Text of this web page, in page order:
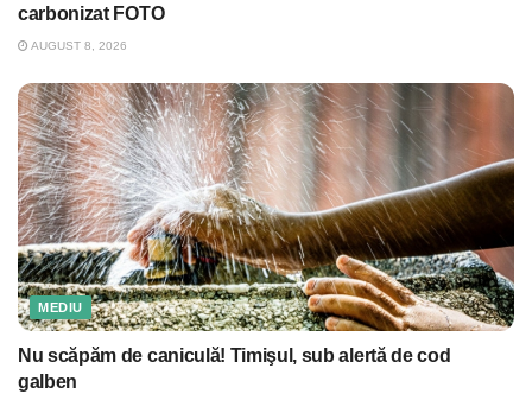
carbonizat FOTO
AUGUST 8, 2026
MEDIU
Nu scăpăm de caniculă! Timişul, sub alertă de cod
galben